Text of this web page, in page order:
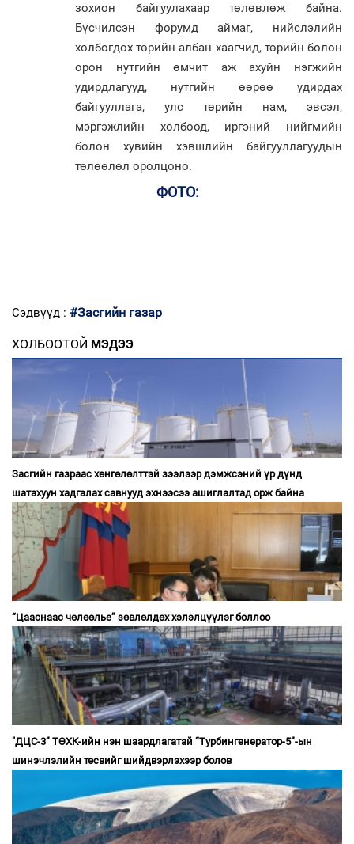
зохион байгуулахаар төлөвлөж байна.
Бүсчилсэн форумд аймаг, нийслэлийн
холбогдох төрийн албан хаагчид, төрийн болон
орон нутгийн өмчит аж ахуйн нэгжийн
удирдлагууд, нутгийн өөрөө удирдах
байгууллага, улс төрийн нам, эвсэл,
мэргэжлийн холбоод, иргэний нийгмийн
болон хувийн хэвшлийн байгууллагуудын
төлөөлөл оролцоно.
ФОТО:
Сэдвүүд : #Засгийн газар
ХОЛБООТОЙ МЭДЭЭ
Засгийн газраас хөнгөлөлттэй зээлээр дэмжсэний үр дүнд
шатахуун хадгалах савнууд эхнээсээ ашиглалтад орж байна
“Цааснаас чөлөөлье” зөвлөлдөх хэлэлцүүлэг боллоо
"ДЦС-3” ТӨХК-ийн нэн шаардлагатай “Турбингенератор-5”-ын
шинэчлэлийн төсвийг шийдвэрлэхээр болов